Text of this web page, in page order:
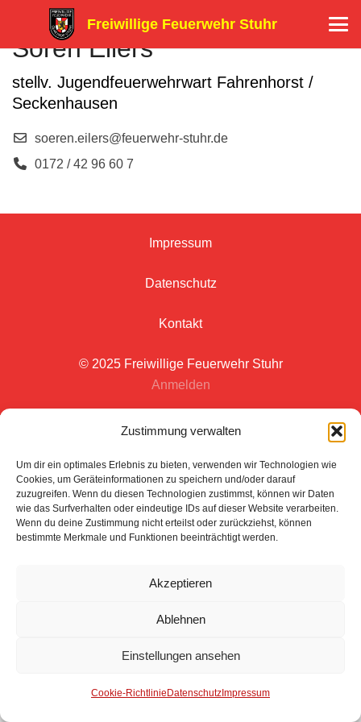
Zustimmung verwalten
Um dir ein optimales Erlebnis zu bieten, verwenden wir Technologien wie
Cookies, um Geräteinformationen zu speichern und/oder darauf
zuzugreifen. Wenn du diesen Technologien zustimmst, können wir Daten
wie das Surfverhalten oder eindeutige IDs auf dieser Website verarbeiten.
Wenn du deine Zustimmung nicht erteilst oder zurückziehst, können
bestimmte Merkmale und Funktionen beeinträchtigt werden.
Akzeptieren
Ablehnen
Einstellungen ansehen
Cookie-Richtlinie Datenschutz Impressum
Freiwillige Feuerwehr Stuhr
Sören Eilers
stellv. Jugendfeuerwehrwart Fahrenhorst /
Seckenhausen
soeren.eilers@feuerwehr-stuhr.de
0172 / 42 96 60 7
Impressum
Datenschutz
Kontakt
© 2025 Freiwillige Feuerwehr Stuhr
Anmelden